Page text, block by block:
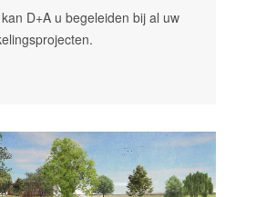
D+A u begeleiden bij al uw